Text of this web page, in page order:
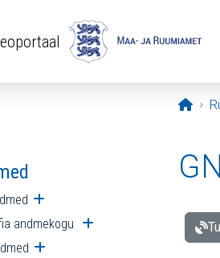
Ava alammenüü
andmekogu Ava alammenüü
Ava alammenüü